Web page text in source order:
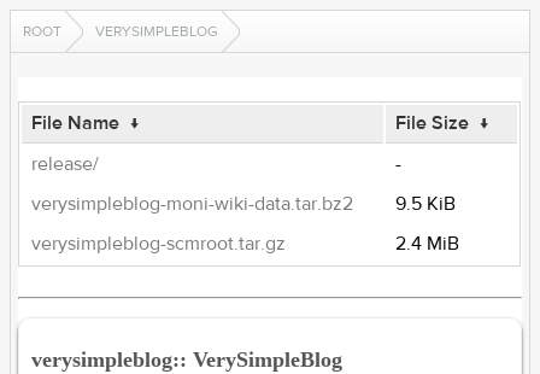
ROOT VERYSIMPLEBLOG
File Name ↓ File Size ↓
release/
-
verysimpleblog-moni-wiki-data.tar.bz2
9.5 KiB
verysimpleblog-scmroot.tar.gz
2.4 MiB
verysimpleblog:: VerySimpleBlog